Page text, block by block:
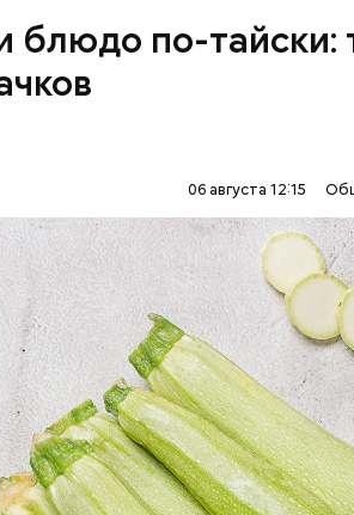
блюдо по-тайски:
06 августа 12:15
сосуды под контролем и
нашего организма. Также
систему, успокаивает,